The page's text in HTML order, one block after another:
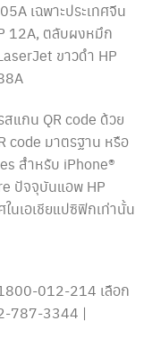
เฉพาะประเทศจีน
12A, ตลับผงหมึก
ขาวดำ HP
แกน QR code ด้วย
code มาตรฐาน หรือ
สำหรับ iPhone®
ปัจจุบันแอพ HP
ในเอเชียแปซิฟิกเท่านั้น
012-214 เลือก
787-3344 |